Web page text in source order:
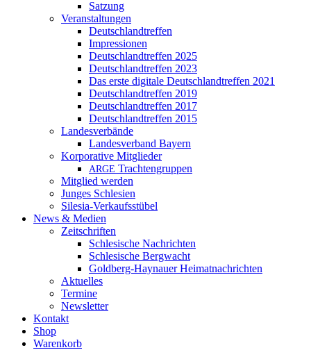
Satzung
Veranstaltungen
Deutschlandtreffen
Impressionen
Deutschlandtreffen 2025
Deutschlandtreffen 2023
Das erste digitale Deutschlandtreffen 2021
Deutschlandtreffen 2019
Deutschlandtreffen 2017
Deutschlandtreffen 2015
Landesverbände
Landesverband Bayern
Korporative Mitglieder
ARGE Trachtengruppen
Mitglied werden
Junges Schlesien
Silesia-Verkaufsstübel
News & Medien
Zeitschriften
Schlesische Nachrichten
Schlesische Bergwacht
Goldberg-Haynauer Heimatnachrichten
Aktuelles
Termine
Newsletter
Kontakt
Shop
Warenkorb